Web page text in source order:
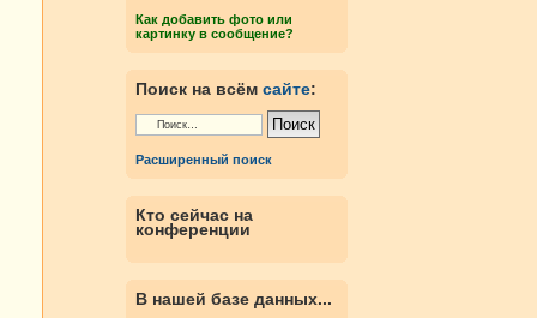
Как добавить фото или
картинку в сообщение?
Поиск на всём сайте:
Расширенный поиск
Кто сейчас на
конференции
В нашей базе данных...